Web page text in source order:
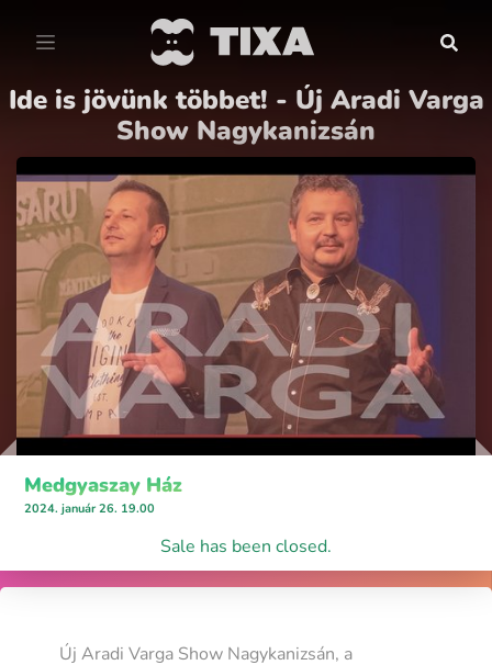
Ide is jövünk többet! - Új Aradi Varga
Show Nagykanizsán
Medgyaszay Ház
2024. január 26. 19.00
Sale has been closed.
Új Aradi Varga Show Nagykanizsán, a